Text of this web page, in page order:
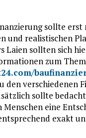
sollte erst
und realistischen
Laien sollten sich
zum
den verschiedenen
sollte
eine
exakt